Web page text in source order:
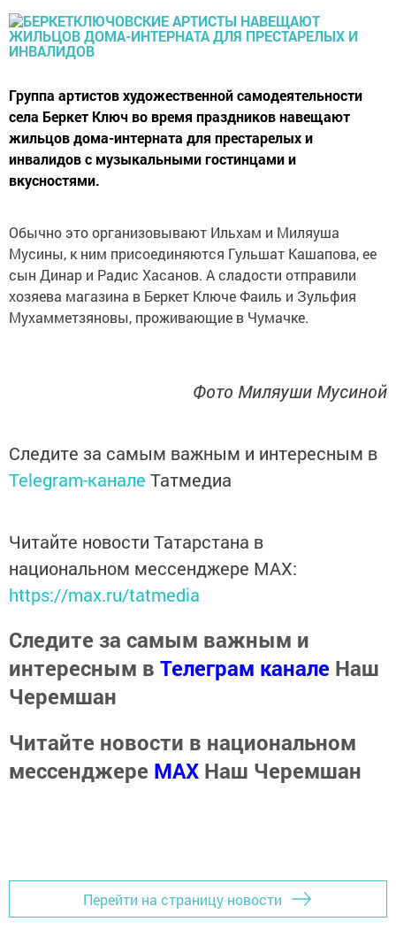
Группа артистов художественной самодеятельности
села Беркет Ключ во время праздников навещают
жильцов дома-интерната для престарелых и
инвалидов с музыкальными гостинцами и
вкусностями.
Обычно это организовывают Ильхам и Миляуша
Мусины, к ним присоединяются Гульшат Кашапова, ее
сын Динар и Радис Хасанов. А сладости отправили
хозяева магазина в Беркет Ключе Фаиль и Зульфия
Мухамметзяновы, проживающие в Чумачке.
Фото Миляуши Мусиной
Следите за самым важным и интересным в
Telegram-канале Татмедиа
Читайте новости Татарстана в
национальном мессенджере MАХ:
https://max.ru/tatmedia
Следите за самым важным и
интересным в Телеграм канале Наш
Черемшан
Читайте новости в национальном
мессенджере MАХ Наш Черемшан
Перейти на страницу новости